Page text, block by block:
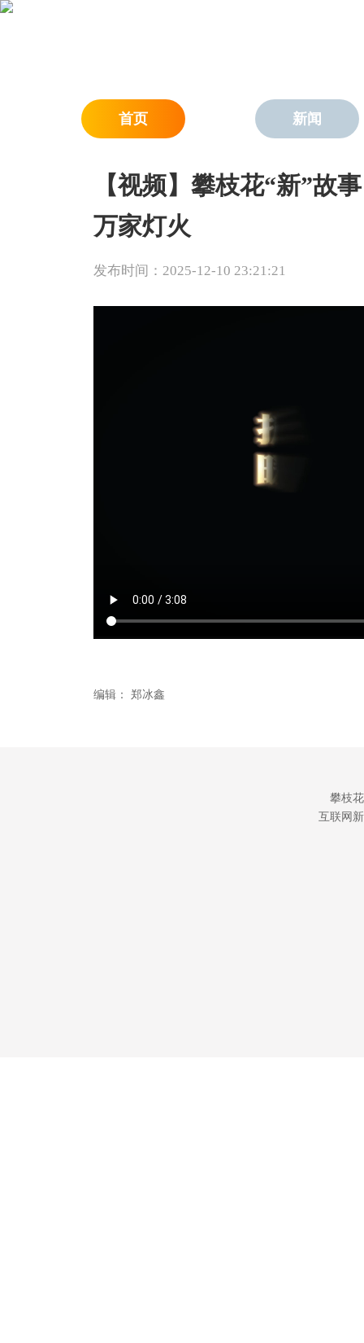
首页 新闻
【视频】攀枝花“新”故
万家灯火
发布时间：2025-12-10 23:21:21
编辑： 郑冰鑫
攀枝
互联网